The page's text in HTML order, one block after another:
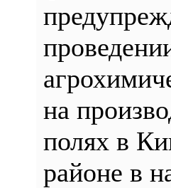
на
полях в
районе в